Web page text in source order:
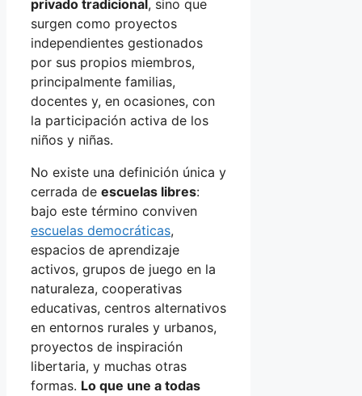
privado tradicional, sino que
surgen como proyectos
independientes gestionados
por sus propios miembros,
principalmente familias,
docentes y, en ocasiones, con
la participación activa de los
niños y niñas.
No existe una definición única y
cerrada de escuelas libres:
bajo este término conviven
escuelas democráticas,
espacios de aprendizaje
activos, grupos de juego en la
naturaleza, cooperativas
educativas, centros alternativos
en entornos rurales y urbanos,
proyectos de inspiración
libertaria, y muchas otras
formas. Lo que une a todas